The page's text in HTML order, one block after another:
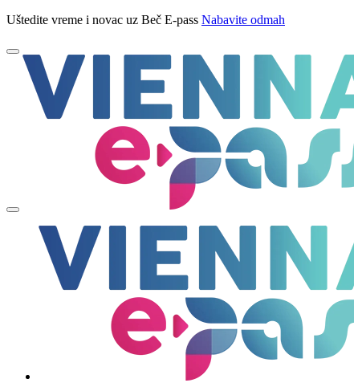
Uštedite vreme i novac uz Beč E-pass Nabavite odmah